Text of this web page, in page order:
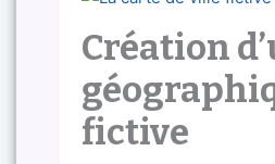
Création
fictive